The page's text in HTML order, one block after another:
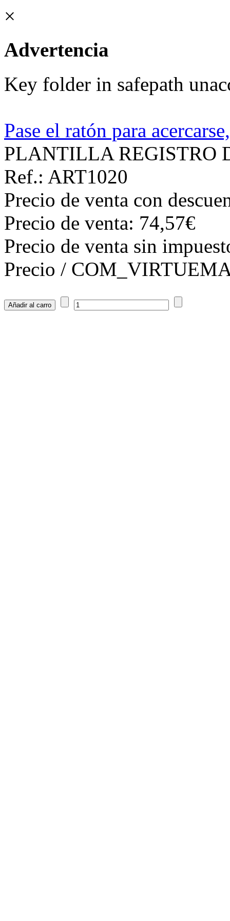
×
Advertencia
Key folder in safepath
Pase el ratón para
PLANTILLA REGISTRO
Ref.: ART1020
Precio de venta con
Precio de venta: 74,57€
Precio de venta sin
Precio /